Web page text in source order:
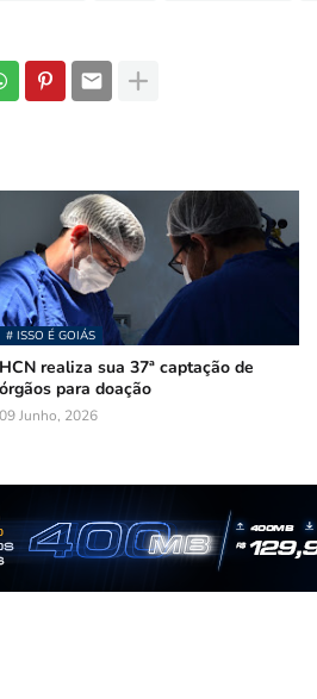
# ISSO É GOIÁS
HCN realiza sua 37ª captação de
órgãos para doação
09 Junho, 2026